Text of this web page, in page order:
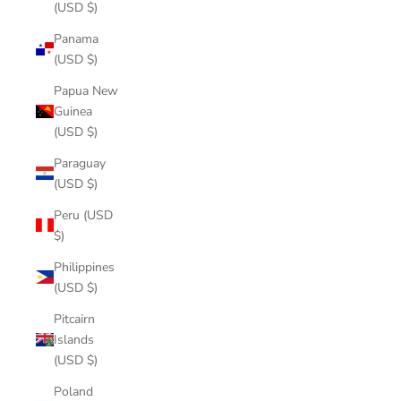
(USD $)
Panama
(USD $)
Papua New
Guinea
(USD $)
Paraguay
(USD $)
Peru (USD
$)
Philippines
(USD $)
Pitcairn
Islands
(USD $)
Poland